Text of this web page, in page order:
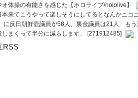
オ体操の有能さを感じた【ホロライブ/hololive】
本来てこうやって楽しそうにしてるとなんかニコ
に反日朝鮮壺議員が58人、裏金議員は21人 も
しまくって半分に減らします」 [271912485]
RSS